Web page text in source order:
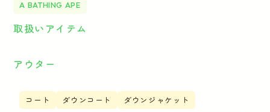
A BATHING APE
取扱いアイテム
アウター
コート ダウンコート ダウンジャケット